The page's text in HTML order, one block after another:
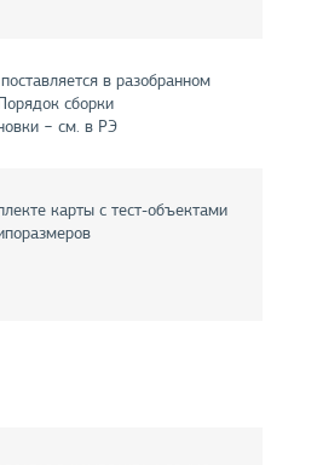
в разобранном
сборки
− см. в РЭ
карты с тест-объектами